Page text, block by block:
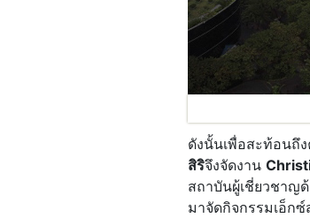
ดังนั้นเพื่อสะท้อนถึ
สิริจึงจัดงาน
สถาบันผู้เชี่ยวชาญ
มาจัดกิจกรรมเอ็ก